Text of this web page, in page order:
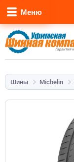
Меню
Шины Michelin